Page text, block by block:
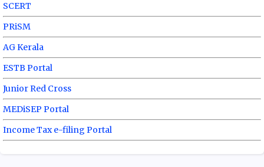
SCERT
PRiSM
AG Kerala
ESTB Portal
Junior Red Cross
MEDiSEP Portal
Income Tax e-filing Portal